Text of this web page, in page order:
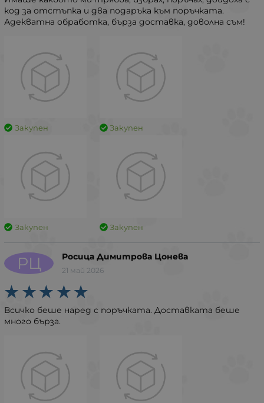
код за отстъпка и два подаръка към поръчката.
Адекватна обработка, бърза доставка, доволна съм!
Закупен Закупен
Закупен Закупен
РЦ Росица Димитрова Цонева
21 май 2026
Всичко беше наред с поръчката. Доставката беше
много бърза.